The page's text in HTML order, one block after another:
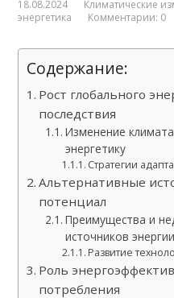
18.08.2024
Климатические
энергетика
Комментарии: 0
Содержание:
Рост глобального
последствия
Изменение
энергетику
Стратегии
Альтернативные
потенциал
Преимущества и
источников энергии
Развитие
Роль
потребления